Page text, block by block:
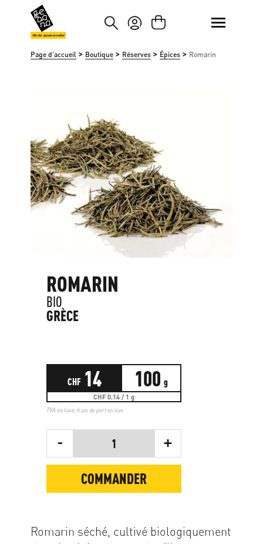
au contenu principal
Passer à la recherche
Marché paysan mondial
Page d'accueil > Boutique > Réserves > Épices > Romarin
ROMARIN
BIO
GRÈCE
CHF 14 100 g
CHF 0.14 / 1 g
TVA incluse, frais de port en sus
- 1 +
COMMANDER
Romarin séché, cultivé biologiquement